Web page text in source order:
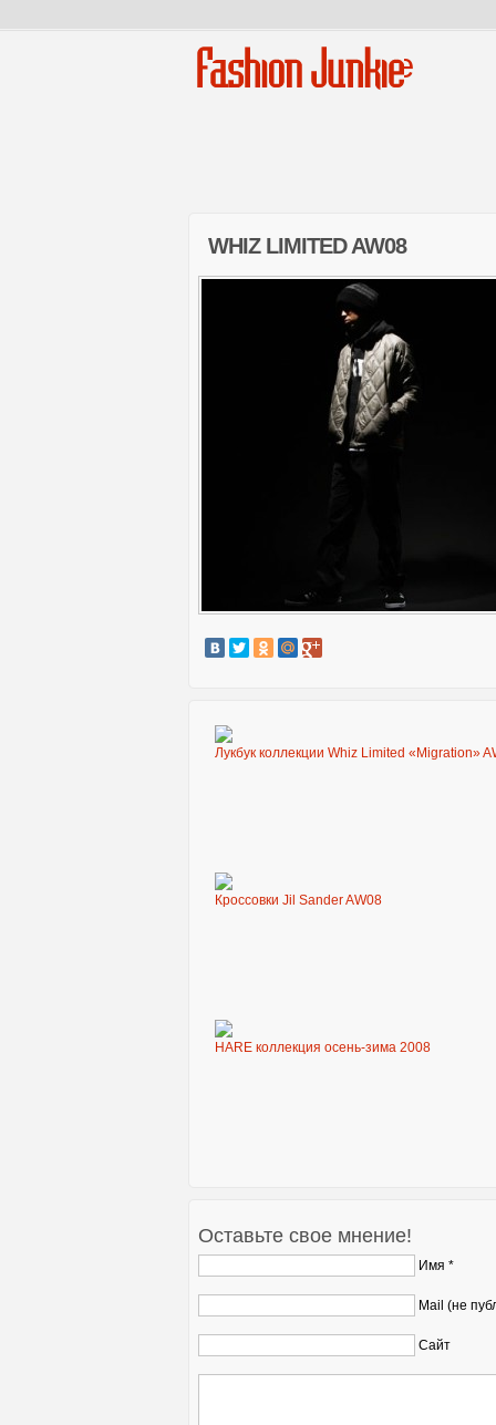
Fashion Junkie
WHIZ LIMITED AW08
Лукбук коллекции Whiz Limited «Migration»
Кроссовки Jil Sander AW08
HARE коллекция осень-зима 2008
Оставьте свое мнение!
Имя *
Mail (не
Сайт